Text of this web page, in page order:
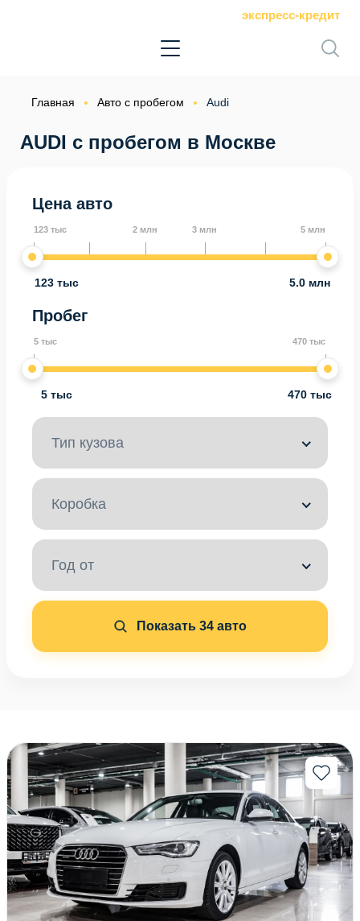
экспресс-кредит
Главная Авто с пробегом Audi
AUDI с пробегом в Москве
(72)
(59)
(42)
(32)
(28)
(12)
(18)
(14)
(6)
(199)
(34)
(77)
(11)
(20)
(1)
Цена авто
123 тыс 5.0 млн
123 тыс 2 млн 3 млн 5 млн
Пробег
5 тыс 470 тыс
5 тыс 470 тыс
Тип кузова
Коробка
Год от
Показать 34авто